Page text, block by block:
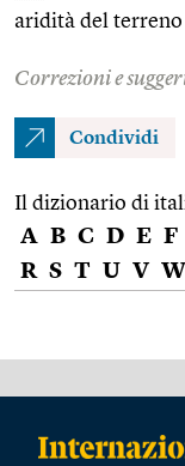
aridità del
Correzioni e
Condividi
Il dizionario di
A B C D E F
R S T U V W